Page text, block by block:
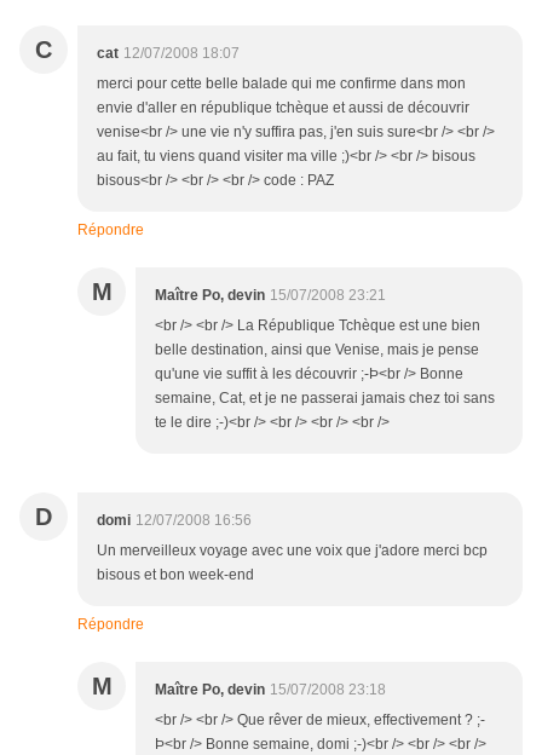
C cat 12/07/2008 18:07
merci pour cette belle balade qui me confirme dans mon
envie d'aller en république tchèque et aussi de découvrir
venise<br /> une vie n'y suffira pas, j'en suis sure<br /> <br />
au fait, tu viens quand visiter ma ville ;)<br /> <br /> bisous
bisous<br /> <br /> <br /> code : PAZ
Répondre
M Maître Po, devin 15/07/2008 23:21
<br /> <br /> La République Tchèque est une bien
belle destination, ainsi que Venise, mais je pense
qu'une vie suffit à les découvrir ;-Þ<br /> Bonne
semaine, Cat, et je ne passerai jamais chez toi sans
te le dire ;-)<br /> <br /> <br /> <br />
D domi 12/07/2008 16:56
Un merveilleux voyage avec une voix que j'adore merci bcp
bisous et bon week-end
Répondre
M Maître Po, devin 15/07/2008 23:18
<br /> <br /> Que rêver de mieux, effectivement ? ;-
Þ<br /> Bonne semaine, domi ;-)<br /> <br /> <br />